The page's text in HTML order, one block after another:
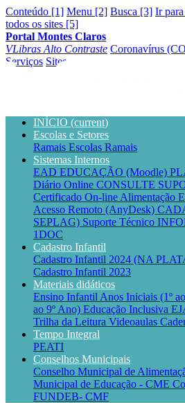
Conteúdo [1] Menu [2] Busca [3] Ir
todos os sites [5]
Portal Montes Claros
VLibras Alto Contraste Coronavírus
Serviços Sites
INÍCIO (current)
Escolas e Setores
Ramais Escolas Ramais
Sistemas Internos
EAD EDUCAÇÃO (Moodle)
Diário Online CONSULTE
Certificado On-line Alimentação
Acesso Remoto (AnyDesk)
SEPLAG) Suporte Técnico
1DOC
Cadastro Infantil
Cadastro Infantil 2024 (NA
Cadastro Infantil 2023
Materiais didáticos
Ensino Infantil Anos Iniciais (1º
ao 9º Ano) Educação Inclusiva
Trilha da Leitura Videoaulas
Tempo Integral
PEATI
Conselhos Municipais
Conselho Municipal de
Municipal de Educação - CME
FUNDEB- CMF